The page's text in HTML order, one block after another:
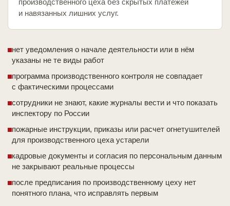
производственного цеха без скрытых платежей
и навязанных лишних услуг.
нет уведомления о начале деятельности или в нём
указаны не те виды работ
программа производственного контроля не совпадает
с фактическими процессами
сотрудники не знают, какие журналы вести и что показать
инспектору по России
пожарные инструкции, приказы или расчет огнетушителей
для производственного цеха устарели
кадровые документы и согласия по персональным данным
не закрывают реальные процессы
после предписания по производственному цеху нет
понятного плана, что исправлять первым